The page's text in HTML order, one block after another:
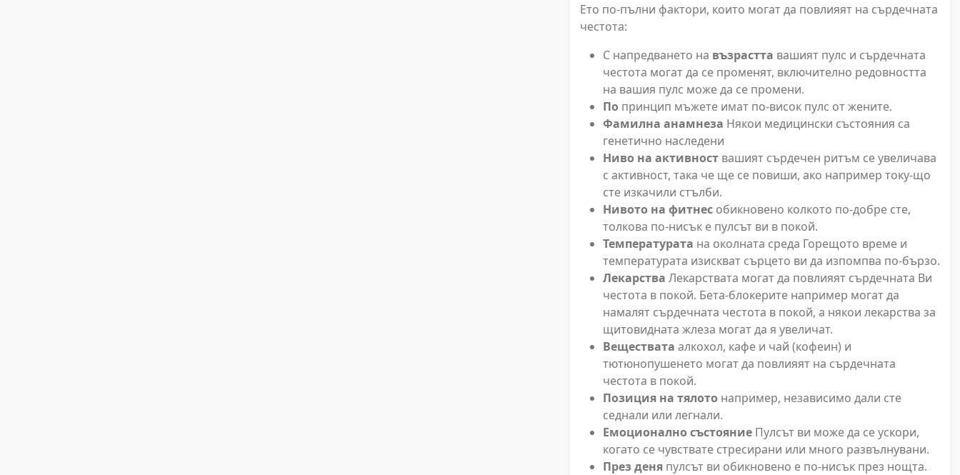
Ето по-пълни фактори, които могат да повлияят на сърдечната
честота:
С напредването на възрастта вашият пулс и сърдечната
честота могат да се променят, включително редовността
на вашия пулс може да се промени.
По принцип мъжете имат по-висок пулс от жените.
Фамилна анамнеза Някои медицински състояния са
генетично наследени
Ниво на активност вашият сърдечен ритъм се увеличава
с активност, така че ще се повиши, ако например току-що
сте изкачили стълби.
Нивото на фитнес обикновено колкото по-добре сте,
толкова по-нисък е пулсът ви в покой.
Температурата на околната среда Горещото време и
температурата изискват сърцето ви да изпомпва по-бързо.
Лекарства Лекарствата могат да повлияят сърдечната Ви
честота в покой. Бета-блокерите например могат да
намалят сърдечната честота в покой, а някои лекарства за
щитовидната жлеза могат да я увеличат.
Веществата алкохол, кафе и чай (кофеин) и
тютюнопушенето могат да повлияят на сърдечната
честота в покой.
Позиция на тялото например, независимо дали сте
седнали или легнали.
Емоционално състояние Пулсът ви може да се ускори,
когато се чувствате стресирани или много развълнувани.
През деня пулсът ви обикновено е по-нисък през нощта.